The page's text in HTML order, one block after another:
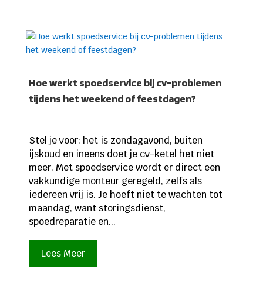
Hoe werkt spoedservice bij cv-problemen
tijdens het weekend of feestdagen?
Stel je voor: het is zondagavond, buiten
ijskoud en ineens doet je cv-ketel het niet
meer. Met spoedservice wordt er direct een
vakkundige monteur geregeld, zelfs als
iedereen vrij is. Je hoeft niet te wachten tot
maandag, want storingsdienst,
spoedreparatie en...
Lees Meer